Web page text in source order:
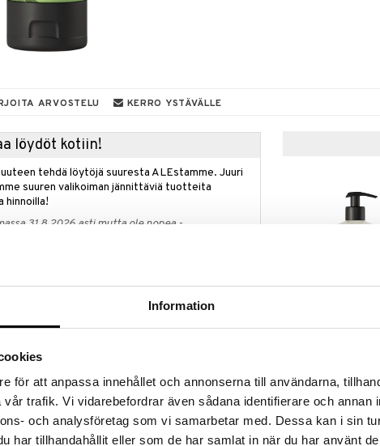
Information
för att anpassa innehållet och annonserna till användarna,
trafik. Vi vidarebefordrar även sådana identifierare och annan
och analysföretag som vi samarbetar med. Dessa kan i sin
har tillhandahållit eller som de har samlat in när du har använt
ARVOSTELU KERRO YSTÄVÄLLE
löydöt kotiin!
tehdä löytöjä suuresta ALEstamme. Juuri
suuren valikoiman jännittäviä tuotteita
hinnoilla!
31.8.2026 asti mutta ole nopea -
auttavat kollageenin ja elastiinin
kuivillle tai vahingoittuneille ihosoluille.
jälkeen käytettäväksi, sillä se edesauttaa hellän
Levitä sitä suoraan iholla ja hiero hellävaraisesti.
5,89